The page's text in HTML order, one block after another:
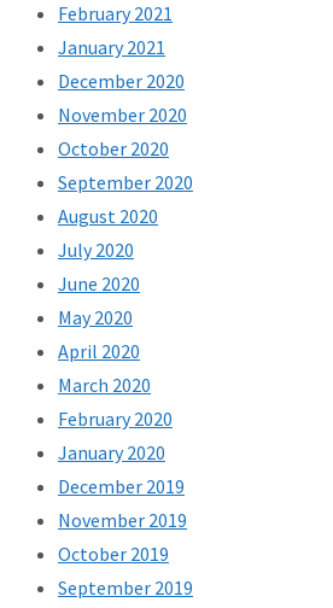
February 2021
January 2021
December 2020
November 2020
October 2020
September 2020
August 2020
July 2020
June 2020
May 2020
April 2020
March 2020
February 2020
January 2020
December 2019
November 2019
October 2019
September 2019